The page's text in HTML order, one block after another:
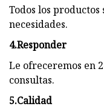
Todos los
necesidades.
4.Responder
Le ofreceremos en
consultas.
5.Calidad